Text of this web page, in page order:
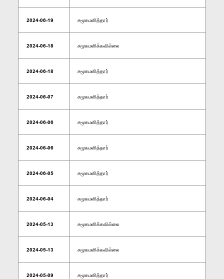
2024-06-19 சமூகமளித்தார்
2024-06-18 சமூகமளிக்கவில்லை
2024-06-18 சமூகமளித்தார்
2024-06-07 சமூகமளித்தார்
2024-06-06 சமூகமளித்தார்
2024-06-06 சமூகமளித்தார்
2024-06-05 சமூகமளித்தார்
2024-06-04 சமூகமளித்தார்
2024-05-13 சமூகமளிக்கவில்லை
2024-05-13 சமூகமளிக்கவில்லை
2024-05-09 சமூகமளித்தார்